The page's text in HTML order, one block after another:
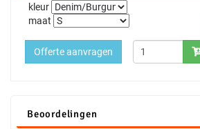
kleur
maat
Offerte aanvragen
Beoordelingen